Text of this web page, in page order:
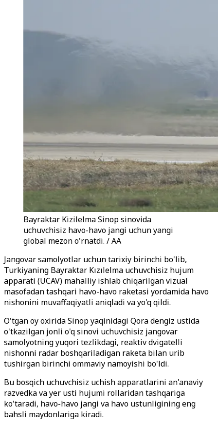
Bayraktar Kizilelma Sinop sinovida
uchuvchisiz havo-havo jangi uchun yangi
global mezon o'rnatdi. / AA
Jangovar samolyotlar uchun tarixiy birinchi bo'lib,
Turkiyaning Bayraktar Kızılelma uchuvchisiz hujum
apparati (UCAV) mahalliy ishlab chiqarilgan vizual
masofadan tashqari havo-havo raketasi yordamida havo
nishonini muvaffaqiyatli aniqladi va yo'q qildi.
O'tgan oy oxirida Sinop yaqinidagi Qora dengiz ustida
o'tkazilgan jonli o'q sinovi uchuvchisiz jangovar
samolyotning yuqori tezlikdagi, reaktiv dvigatelli
nishonni radar boshqariladigan raketa bilan urib
tushirgan birinchi ommaviy namoyishi bo'ldi.
Bu bosqich uchuvchisiz uchish apparatlarini an'anaviy
razvedka va yer usti hujumi rollaridan tashqariga
ko'taradi, havo-havo jangi va havo ustunligining eng
bahsli maydonlariga kiradi.